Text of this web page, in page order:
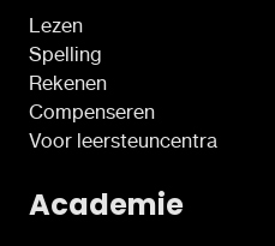
Lezen
Spelling
Rekenen
Compenseren
Voor leersteuncentra
Academie